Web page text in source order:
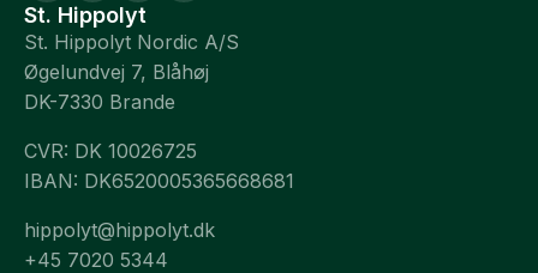
St. Hippolyt
St. Hippolyt Nordic A/S
Øgelundvej 7, Blåhøj
DK-7330 Brande
CVR: DK 10026725
IBAN: DK6520005365668681
hippolyt@hippolyt.dk
+45 7020 5344